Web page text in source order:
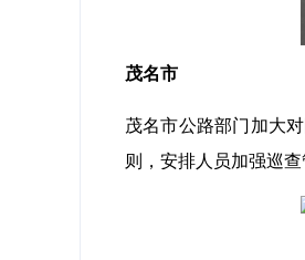
茂名市
茂名市公路部门加大
则，安排人员加强巡查